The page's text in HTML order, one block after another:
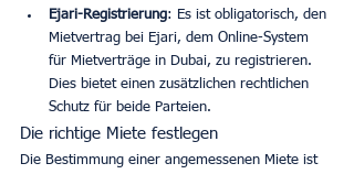
Ejari-Registrierung: Es ist obligatorisch, den
Mietvertrag bei Ejari, dem Online-System
für Mietverträge in Dubai, zu registrieren.
Dies bietet einen zusätzlichen rechtlichen
Schutz für beide Parteien.
Die richtige Miete festlegen
Die Bestimmung einer angemessenen Miete ist